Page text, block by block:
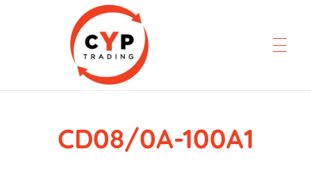
CYP Trading
Professionelle Ersatzteilbeschaffung
CD08/0A-100A1